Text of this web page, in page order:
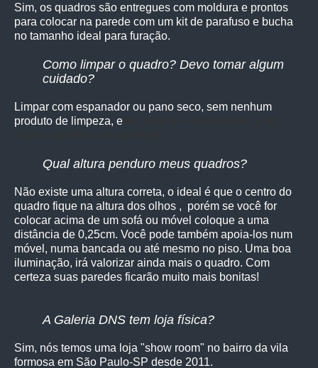
Sim, os quadros são entregues com moldura e prontos
para colocar na parede com um kit de parafuso e bucha
no tamanho ideal para furação.
Como limpar o quadro? Devo tomar algum
cuidado?
Limpar com espanador ou pano seco, sem nenhum
produto de limpeza, e
Qual altura penduro meus quadros?
Não existe uma altura correta, o ideal é que o centro do
quadro fique na altura dos olhos , porém se você for
colocar acima de um sofá ou móvel coloque a uma
distância de 0,25cm. Você pode também apoia-los num
móvel, numa bancada ou até mesmo no piso. Uma boa
iluminação, irá valorizar ainda mais o quadro. Com
certeza suas paredes ficarão muito mais bonitas!
A Galeria DNS tem loja física?
Sim, nós temos uma loja "show room" no bairro da vila
formosa em São Paulo-SP desde 2011.